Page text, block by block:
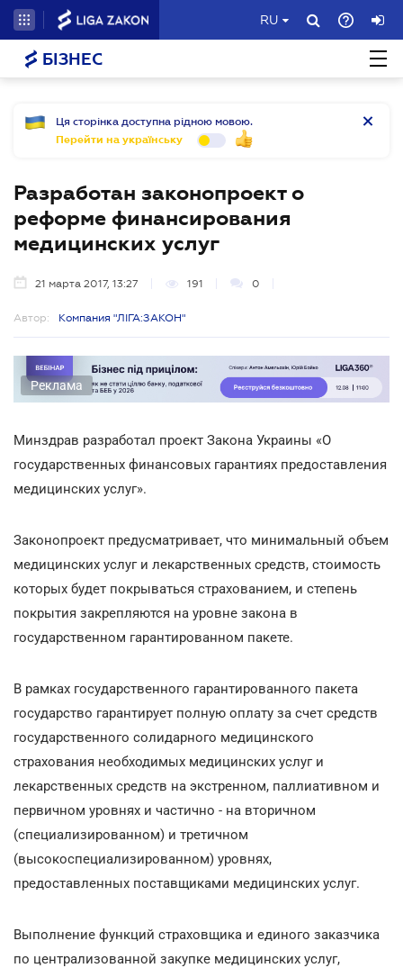
RU
БІЗНЕС
Ця сторінка доступна рідною мовою.
Перейти на українську
Разработан законопроект о
реформе финансирования
медицинских услуг
21 марта 2017, 13:27 191 0
Автор: Компания "ЛІГА:ЗАКОН"
Реклама
Минздрав разработал проект Закона Украины «О
государственных финансовых гарантиях предоставления
медицинских услуг».
Законопроект предусматривает, что минимальный объем
медицинских услуг и лекарственных средств, стоимость
которых будет покрываться страхованием, и степень
покрытия закрепляются на уровне закона в
государственном гарантированном пакете.
В рамках государственного гарантированного пакета
государство гарантирует полную оплату за счет средств
государственного солидарного медицинского
страхования необходимых медицинских услуг и
лекарственных средств на экстренном, паллиативном и
первичном уровнях и частично - на вторичном
(специализированном) и третичном
(высокоспециализированном) уровнях,
предоставленных поставщиками медицинских услуг.
Выполнение функций страховщика и единого заказчика
по централизованной закупке медицинских услуг,